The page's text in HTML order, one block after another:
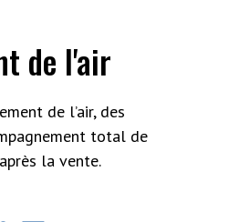
de l'air
de l’air, des
total de
la vente.